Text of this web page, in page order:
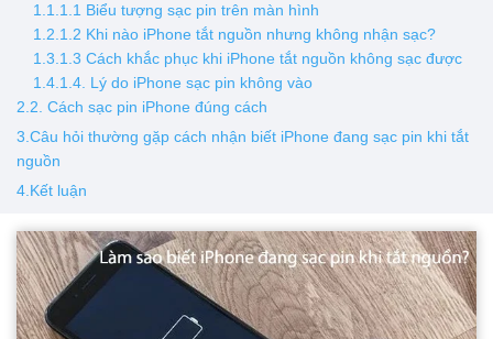
1.1.1.1 Biểu tượng sạc pin trên màn hình
1.2.1.2 Khi nào iPhone tắt nguồn nhưng không nhận sạc?
1.3.1.3 Cách khắc phục khi iPhone tắt nguồn không sạc được
1.4.1.4. Lý do iPhone sạc pin không vào
2.2. Cách sạc pin iPhone đúng cách
3.Câu hỏi thường gặp cách nhận biết iPhone đang sạc pin khi tắt
nguồn
4.Kết luận